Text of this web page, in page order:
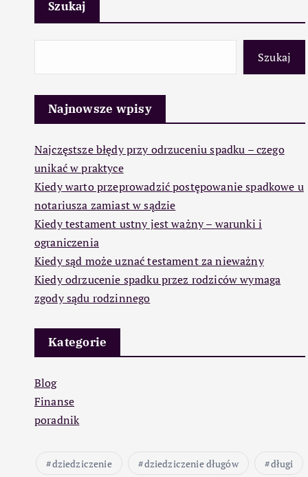
Szukaj
Szukaj
Najnowsze wpisy
Najczęstsze błędy przy odrzuceniu spadku – czego
unikać w praktyce
Kiedy warto przeprowadzić postępowanie spadkowe u
notariusza zamiast w sądzie
Kiedy testament ustny jest ważny – warunki i
ograniczenia
Kiedy sąd może uznać testament za nieważny
Kiedy odrzucenie spadku przez rodziców wymaga
zgody sądu rodzinnego
Kategorie
Blog
Finanse
poradnik
dziedziczenie dziedziczenie długów
długi